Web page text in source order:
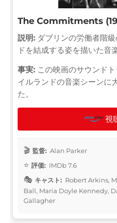
The Commitments
説明: ダブリンの労働者階
ドを結成する姿を描いた音
事実: この映画のサウンド
イルランドの音楽シーンに
た。
視
監督: Alan Parker
評価: IMDb 7.6
キャスト: Robert Arkins,
Ball, Maria Doyle Kennedy,
Gallagher